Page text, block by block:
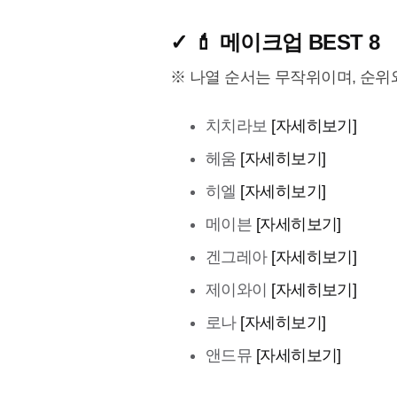
✓ 💄 메이크업 BEST 8
※ 나열 순서는 무작위이며, 순위
치치라보 [자세히보기]
헤움 [자세히보기]
히엘 [자세히보기]
메이븐 [자세히보기]
겐그레아[자세히보기]
제이와이
[자세히보기]
로나[자세히보기]
앤드뮤 [자세히보기]